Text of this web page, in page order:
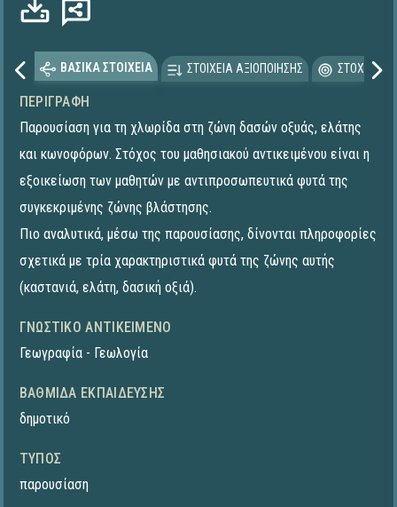
ΒΑΣΙΚΑ ΣΤΟΙΧΕΙΑ ΣΤΟΙΧΕΙΑ ΑΞΙΟΠΟΙΗΣΗΣ
ΠΕΡΙΓΡΑΦΉ
Παρουσίαση για τη χλωρίδα στη ζώνη δασών οξυάς, ελάτης
και κωνοφόρων. Στόχος του μαθησιακού αντικειμένου είναι η
εξοικείωση των μαθητών με αντιπροσωπευτικά φυτά της
συγκεκριμένης ζώνης βλάστησης.
Πιο αναλυτικά, μέσω της παρουσίασης, δίνονται πληροφορίες
σχετικά με τρία χαρακτηριστικά φυτά της ζώνης αυτής
(καστανιά, ελάτη, δασική οξιά).
ΓΝΩΣΤΙΚΌ ΑΝΤΙΚΕΊΜΕΝΟ
Γεωγραφία - Γεωλογία
ΒΑΘΜΊΔΑ ΕΚΠΑΊΔΕΥΣΗΣ
δημοτικό
ΤΎΠΟΣ
παρουσίαση